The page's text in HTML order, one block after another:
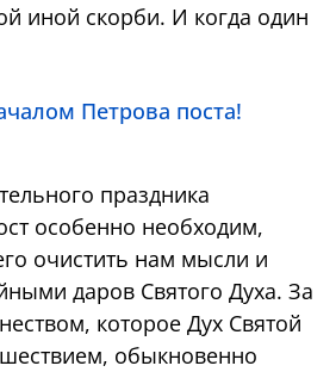
иной скорби. И когда один
Петрова поста!
праздника
особенно необходим,
очистить нам мысли и
даров Святого Духа. За
которое Дух Святой
обыкновенно